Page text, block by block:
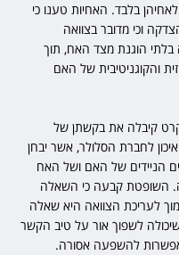
בלבד. האחיות טענו כי
וכי מדובר בצוואה
הוגנת מצד האח, תוך
והקוגניטיבית של האם
קיבלה את בקשתן של
לחברת הסלולר, אשר יבחן
הניידים של האם ושל האח
השופטת קבעה כי השאלה
לעריכת הצוואה היא שאלה
לשפוך אור על טיב הקשר
להשפעה אסורה.